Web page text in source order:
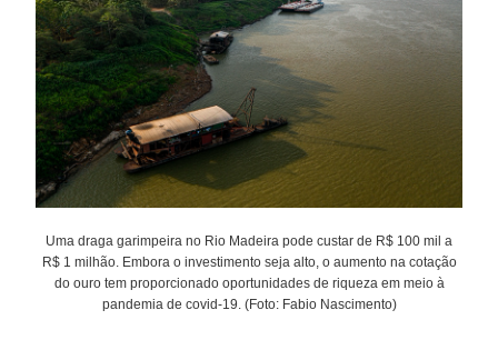
Uma draga garimpeira no Rio Madeira pode custar de R$ 100 mil a
R$ 1 milhão. Embora o investimento seja alto, o aumento na cotação
do ouro tem proporcionado oportunidades de riqueza em meio à
pandemia de covid-19. (Foto: Fabio Nascimento)